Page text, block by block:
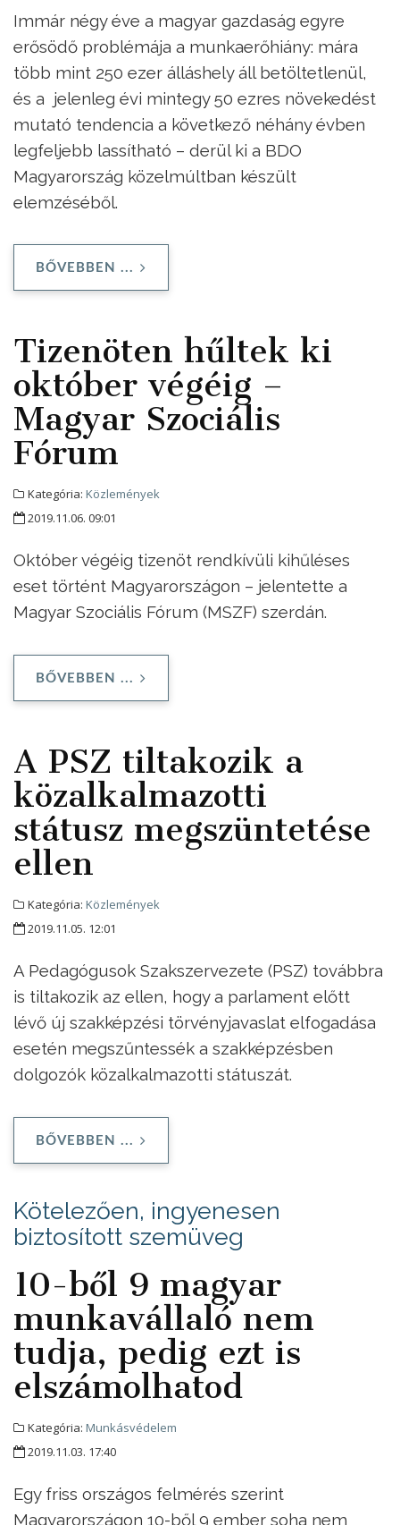
Immár négy éve a magyar gazdaság egyre
erősödő problémája a munkaerőhiány: mára
több mint 250 ezer álláshely áll betöltetlenül,
és a jelenleg évi mintegy 50 ezres növekedést
mutató tendencia a következő néhány évben
legfeljebb lassítható – derül ki a BDO
Magyarország közelmúltban készült
elemzéséből.
BŐVEBBEN ...
Tizenöten hűltek ki
október végéig –
Magyar Szociális
Fórum
Kategória: Közlemények
2019.11.06. 09:01
Október végéig tizenöt rendkívüli kihűléses
eset történt Magyarországon – jelentette a
Magyar Szociális Fórum (MSZF) szerdán.
BŐVEBBEN ...
A PSZ tiltakozik a
közalkalmazotti
státusz megszüntetése
ellen
Kategória: Közlemények
2019.11.05. 12:01
A Pedagógusok Szakszervezete (PSZ) továbbra
is tiltakozik az ellen, hogy a parlament előtt
lévő új szakképzési törvényjavaslat elfogadása
esetén megszűntessék a szakképzésben
dolgozók közalkalmazotti státuszát.
BŐVEBBEN ...
Kötelezően, ingyenesen
biztosított szemüveg
10-ből 9 magyar
munkavállaló nem
tudja, pedig ezt is
elszámolhatod
Kategória: Munkásvédelem
2019.11.03. 17:40
Egy friss országos felmérés szerint
Magyarországon 10-ből 9 ember soha nem